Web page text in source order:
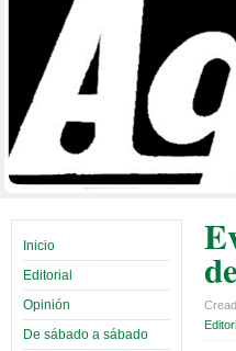
Inicio
Editorial
Opinión
De sábado a sábado